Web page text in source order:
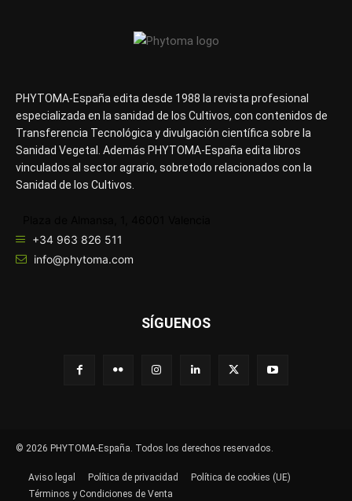
PHYTOMA-España edita desde 1988 la revista profesional
especializada en la sanidad de los Cultivos, con contenidos de
Transferencia Tecnológica y divulgación científica sobre la
Sanidad Vegetal. Además PHYTOMA-España edita libros
vinculados al sector agrario, sobretodo relacionados con la
Sanidad de los Cultivos.
+34 963 826 511
info@phytoma.com
SÍGUENOS
© 2026 PHYTOMA-España. Todos los derechos reservados.
Aviso legal Política de privacidad
Política de cookies (UE)
Términos y Condiciones de Venta